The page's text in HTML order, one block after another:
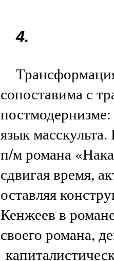
4.
сопоставима с
язык
п/м романа
сдвигая время,
оставляя
Кенжеев в
своего романа,